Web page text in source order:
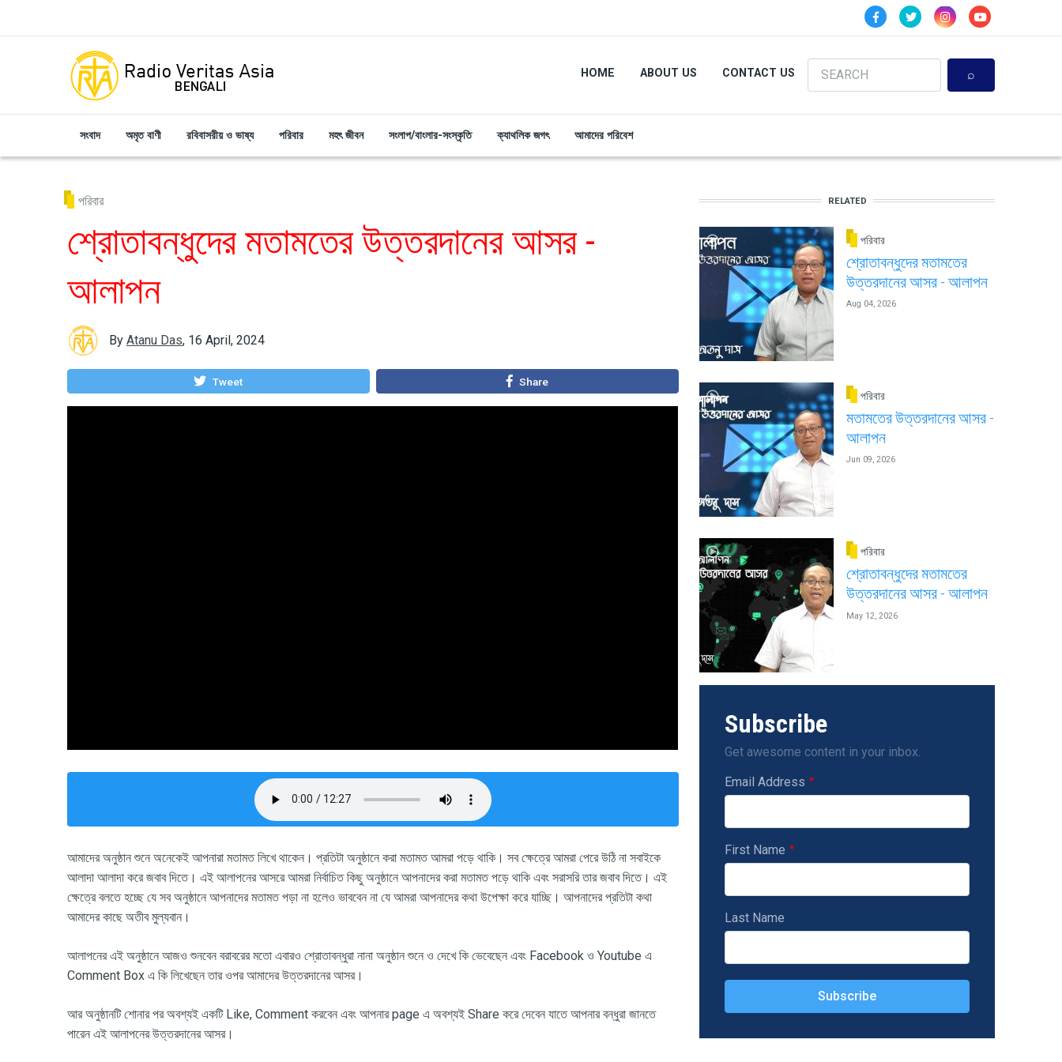
HOME ABOUT US CONTACT US Search
সংবাদ অমৃত বাণী রবিবাসরীয় ও ভাষ্য পরিবার মহৎ জীবন সংলাপ/বাংলার-সংস্কৃতি ক্যাথলিক জগৎ আমাদের পরিবেশ
পরিবার
শ্রোতাবন্ধুদের মতামতের উত্তরদানের আসর -
আলাপন
By Atanu Das, 16 April, 2024
Tweet Share
আমাদের অনুষ্ঠান শুনে অনেকেই আপনারা মতামত লিখে থাকেন। প্রতিটা অনুষ্ঠানে করা মতামত আমরা পড়ে থাকি। সব ক্ষেত্রে আমরা পেরে উঠি না সবাইকে
আলাদা আলাদা করে জবাব দিতে। এই আলাপনের আসরে আমরা নির্বাচিত কিছু অনুষ্ঠানে আপনাদের করা মতামত পড়ে থাকি এবং সরাসরি তার জবাব দিতে। এই
ক্ষেত্রে বলতে হচ্ছে যে সব অনুষ্ঠানে আপনাদের মতামত পড়া না হলেও ভাববেন না যে আমরা আপনাদের কথা উপেক্ষা করে যাচ্ছি। আপনাদের প্রতিটা কথা
আমাদের কাছে অতীব মুল্যবান।
আলাপনের এই অনুষ্ঠানে আজও শুনবেন বরাবরের মতো এবারও শ্রোতাবন্ধুরা নানা অনুষ্ঠান শুনে ও দেখে কি ভেবেছেন এবং Facebook ও Youtube এ
Comment Box এ কি লিখেছেন তার ওপর আমাদের উত্তরদানের আসর।
আর অনুষ্ঠানটি শোনার পর অবশ্যই একটি Like, Comment করবেন এবং আপনার page এ অবশ্যই Share করে দেবেন যাতে আপনার বন্ধুরা জানতে
পারেন এই আলাপনের উত্তরদানের আসর।
RELATED
পরিবার
শ্রোতাবন্ধুদের মতামতের
উত্তরদানের আসর - আলাপন
Aug 04, 2026
পরিবার
মতামতের উত্তরদানের আসর -
আলাপন
Jun 09, 2026
পরিবার
শ্রোতাবন্ধুদের মতামতের
উত্তরদানের আসর - আলাপন
May 12, 2026
Subscribe
Get awesome content in your inbox.
Email Address
First Name
Last Name